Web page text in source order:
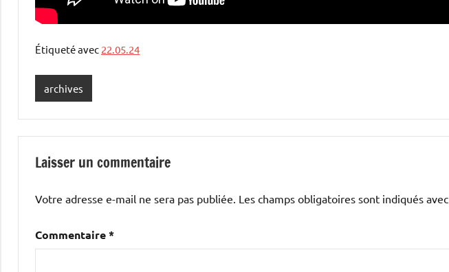
Étiqueté avec 22.05.24
archives
Laisser un commentaire
Votre adresse e-mail ne sera pas publiée. Les champs obligatoires sont indiqués avec
Commentaire*